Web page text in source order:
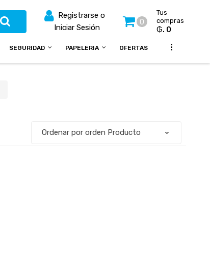
Registrarse o
Iniciar Sesión
0
Tus
compras
₲. 0
SEGURIDAD PAPELERIA OFERTAS ...